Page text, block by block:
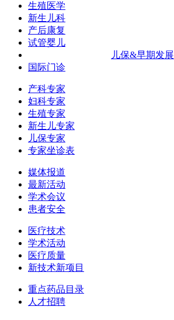
生殖医学
新生儿科
产后康复
试管婴儿
儿保&早期发展
国际门诊
产科专家
妇科专家
生殖专家
新生儿专家
儿保专家
专家坐诊表
媒体报道
最新活动
学术会议
患者安全
医疗技术
学术活动
医疗质量
新技术新项目
重点药品目录
人才招聘